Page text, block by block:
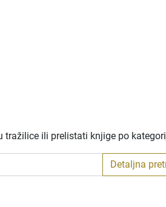
tražilice ili prelistati knjige po
Detaljna